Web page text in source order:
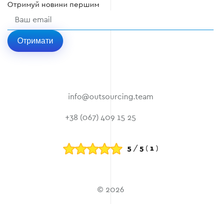
Отримуй новини першим
Отримати
info@outsourcing.team
+38 (067) 409 15 25
5/ 5( 1)
© 2026